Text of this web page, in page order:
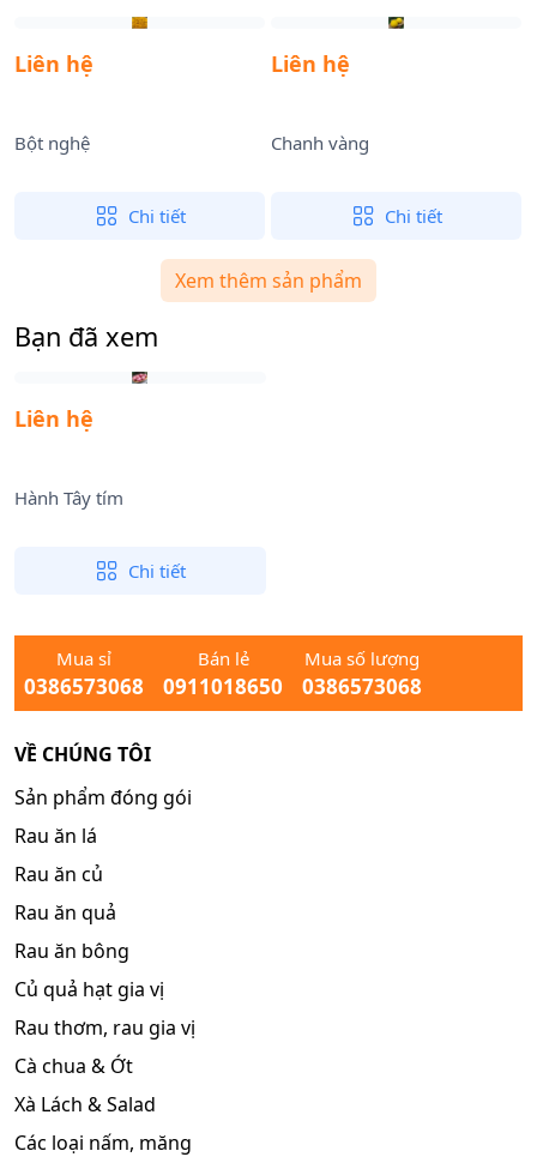
Liên hệ
Bột nghệ
Chi tiết
Liên hệ
Chanh vàng
Chi tiết
Xem thêm sản phẩm
Bạn đã xem
Liên hệ
Hành Tây tím
Chi tiết
Mua sỉ
0386573068
Bán lẻ
0911018650
Mua số lượng
0386573068
VỀ CHÚNG TÔI
Sản phẩm đóng gói
Rau ăn lá
Rau ăn củ
Rau ăn quả
Rau ăn bông
Củ quả hạt gia vị
Rau thơm, rau gia vị
Cà chua & Ớt
Xà Lách & Salad
Các loại nấm, măng